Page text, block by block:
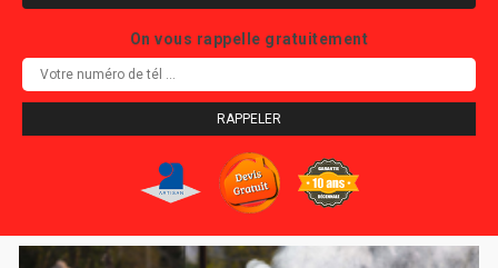
On vous rappelle gratuitement